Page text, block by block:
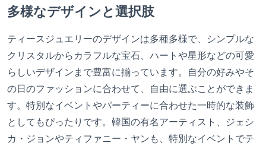
多様なデザインと選択肢
ティースジュエリーのデザインは多種多様で、シンプルな
クリスタルからカラフルな宝石、ハートや星形などの可愛
らしいデザインまで豊富に揃っています。自分の好みやそ
の日のファッションに合わせて、自由に選ぶことができま
す。特別なイベントやパーティーに合わせた一時的な装飾
としてもぴったりです。韓国の有名アーティスト、ジェシ
カ・ジョンやティファニー・ヤンも、特別なイベントでテ